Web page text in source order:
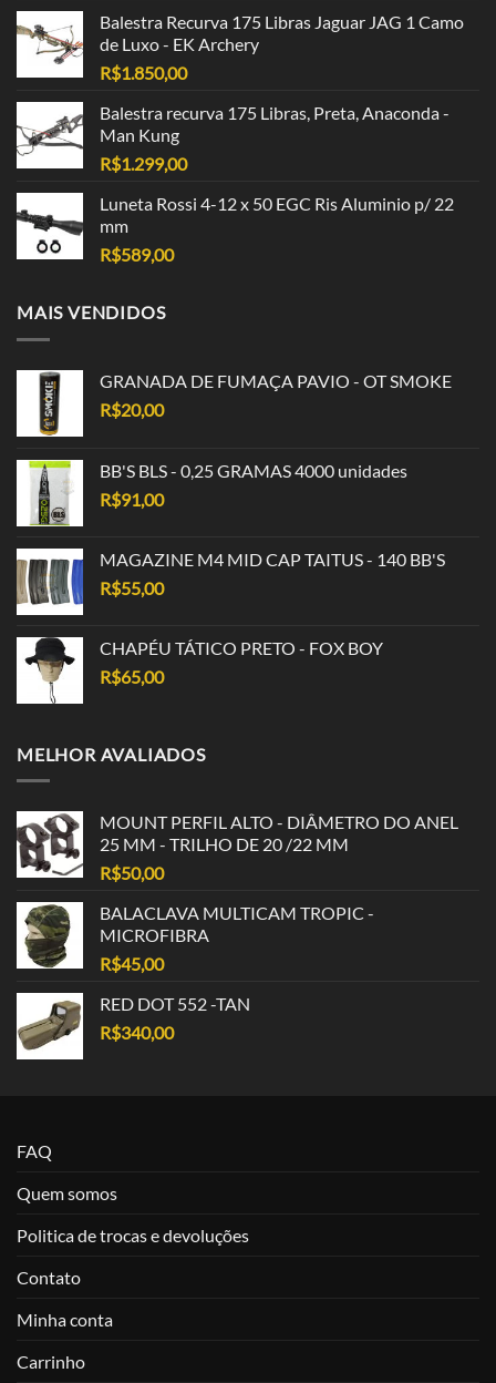
Balestra Recurva 175 Libras Jaguar JAG 1 Camo
de Luxo - EK Archery
R$1.850,00
Balestra recurva 175 Libras, Preta, Anaconda -
Man Kung
R$1.299,00
Luneta Rossi 4-12 x 50 EGC Ris Aluminio p/ 22
mm
R$589,00
MAIS VENDIDOS
GRANADA DE FUMAÇA PAVIO - OT SMOKE
R$20,00
BB'S BLS - 0,25 GRAMAS 4000 unidades
R$91,00
MAGAZINE M4 MID CAP TAITUS - 140 BB'S
R$55,00
CHAPÉU TÁTICO PRETO - FOX BOY
R$65,00
MELHOR AVALIADOS
MOUNT PERFIL ALTO - DIÂMETRO DO ANEL
25 MM - TRILHO DE 20 /22 MM
R$50,00
BALACLAVA MULTICAM TROPIC -
MICROFIBRA
R$45,00
RED DOT 552 -TAN
R$340,00
FAQ
Quem somos
Politica de trocas e devoluções
Contato
Minha conta
Carrinho